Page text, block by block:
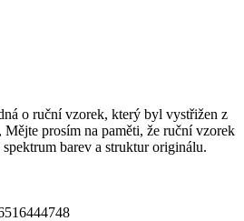
o ruční vzorek, který byl vystřižen z
prosím na paměti, že ruční vzorek
barev a struktur originálu.